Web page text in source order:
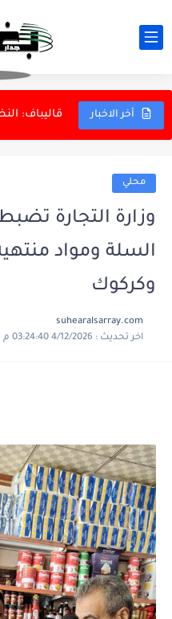
أخر الاخبار
نظام
محلي
وزارة التجارة
السلة ومواد
وكركوك
suhearalsarray.com
اخر تحديث : 4/12/2026 03:24:40 م